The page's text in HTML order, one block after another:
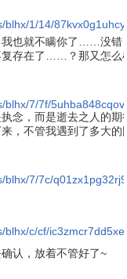
1/14/
也就不瞒你了……没错
存在了……？那又怎么
7/7f/
念，而是逝去之人的
，不管我遇到了多大的
7/7c/
c/cf/
认，放着不管好了~